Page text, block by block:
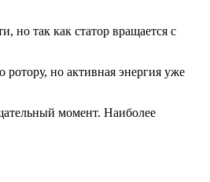
но так как статор вращается с
но активная энергия уже
момент. Наиболее